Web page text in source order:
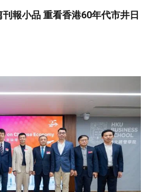
報小品 重看香港60年代市井日